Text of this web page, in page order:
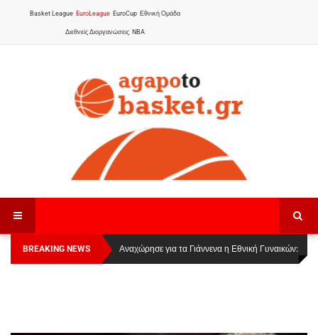
Basket League EuroLeague EuroCup Εθνική Ομάδα
Διεθνείς Διοργανώσεις NBA
BREAKING NEWS
Οι Πάνθηρες Καβάλας στην Women Basketball
League 1
Αναχώρησε για τα Γιάννενα η Εθνική Γυναικών: